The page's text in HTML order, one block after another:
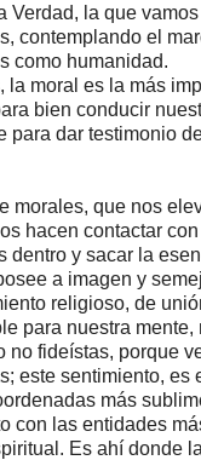
Verdad, la que
contemplando el
como humanidad.
la moral es la más
bien conducir
para dar testimonio
morales, que nos
hacen contactar
dentro y sacar la
a imagen y
religioso, de
para nuestra mente,
no fideístas, porque
este sentimiento, es
más
con las entidades
Es ahí donde